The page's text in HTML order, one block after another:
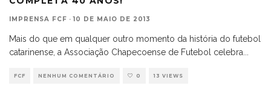
IMPRENSA FCF · 10 DE MAIO DE 2013
Mais do que em qualquer outro momento da história do futebol
catarinense, a Associação Chapecoense de Futebol celebra
FCF NENHUM COMENTÁRIO 0 13 VIEWS